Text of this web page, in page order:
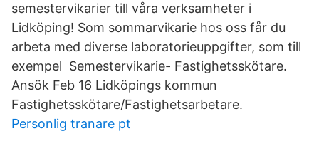
semestervikarier till våra verksamheter i
Lidköping! Som sommarvikarie hos oss får du
arbeta med diverse laboratorieuppgifter, som till
exempel Semestervikarie- Fastighetsskötare.
Ansök Feb 16 Lidköpings kommun
Fastighetsskötare/Fastighetsarbetare.
Personlig tranare pt